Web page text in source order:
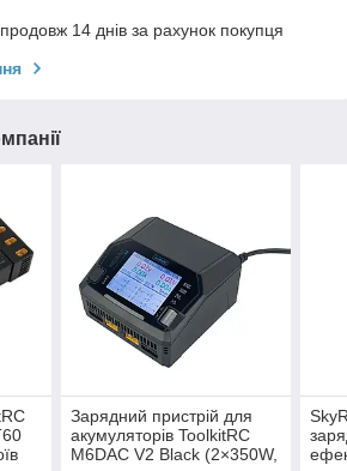
14 днів за рахунок покупця
Зарядний пристрій для
акумуляторів ToolkitRC
M6DAC V2 Black (2×350W,